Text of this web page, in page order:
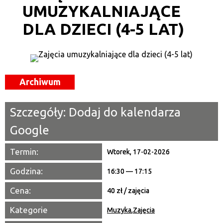
Kategoria
Trwające w zakresie
—
Promowane
UMUZYKALNIAJĄCE
DLA DZIECI (4-5 LAT)
Archiwum
Szczegóły: Dodaj do kalendarza
Google
Termin: Wtorek, 17-02-2026
Godzina: 16:30 — 17:15
Cena: 40 zł / zajęcia
Kategorie Muzyka,Zajęcia